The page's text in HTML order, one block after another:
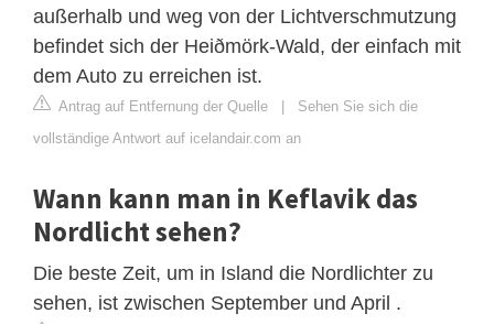
außerhalb und weg von der Lichtverschmutzung
befindet sich der Heiðmörk-Wald, der einfach mit
dem Auto zu erreichen ist.
Antrag auf Entfernung der Quelle
Sehen Sie sich die
vollständige Antwort auf icelandair.com an
Wann kann man in Keflavik das
Nordlicht sehen?
Die beste Zeit, um in Island die Nordlichter zu
sehen, ist zwischen September und April .